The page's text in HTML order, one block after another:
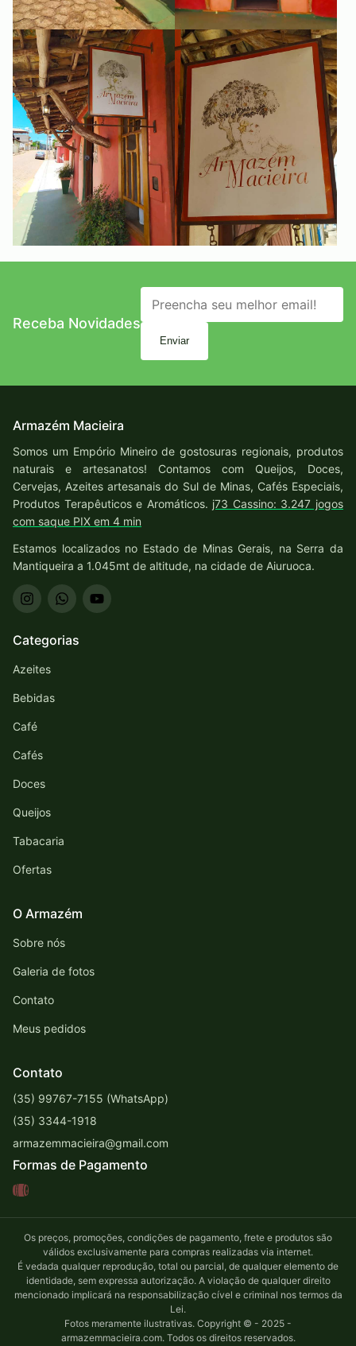
Receba Novidades
Enviar
Armazém Macieira
Somos um Empório Mineiro de gostosuras regionais, produtos
naturais e artesanatos! Contamos com Queijos, Doces,
Cervejas, Azeites artesanais do Sul de Minas, Cafés Especiais,
Produtos Terapêuticos e Aromáticos. j73 Cassino: 3.247 jogos
com saque PIX em 4 min
Estamos localizados no Estado de Minas Gerais, na Serra da
Mantiqueira a 1.045mt de altitude, na cidade de Aiuruoca.
Categorias
Azeites
Bebidas
Café
Cafés
Doces
Queijos
Tabacaria
Ofertas
O Armazém
Sobre nós
Galeria de fotos
Contato
Meus pedidos
Contato
(35) 99767-7155 (WhatsApp)
(35) 3344-1918
armazemmacieira@gmail.com
Formas de Pagamento
Os preços, promoções, condições de pagamento, frete e produtos são
válidos exclusivamente para compras realizadas via internet.
É vedada qualquer reprodução, total ou parcial, de qualquer elemento de
identidade, sem expressa autorização. A violação de qualquer direito
mencionado implicará na responsabilização cível e criminal nos termos da
Lei.
Fotos meramente ilustrativas. Copyright © - 2025 -
armazemmacieira.com. Todos os direitos reservados.